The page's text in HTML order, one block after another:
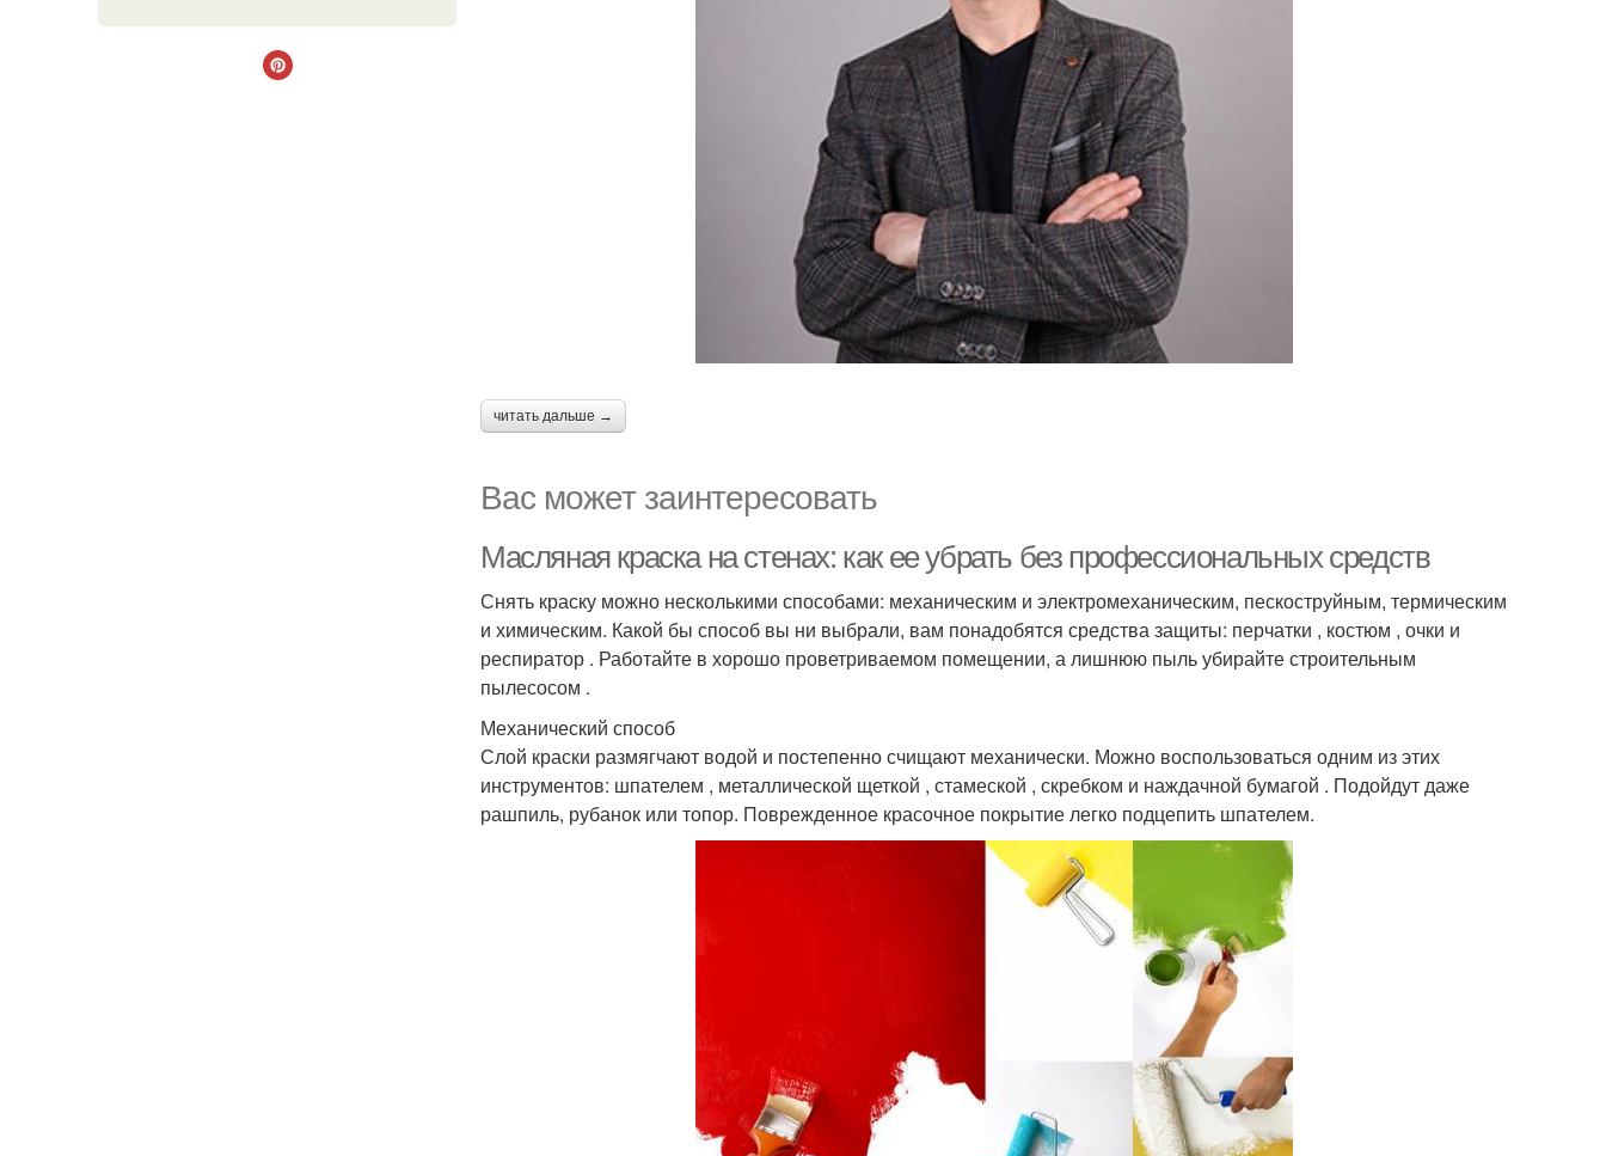
читать дальше →
Вас может заинтересовать
Масляная краска на стенах: как ее убрать без профессиональных средств
Снять краску можно несколькими способами: механическим и электромеханическим, пескоструйным, термическим
и химическим. Какой бы способ вы ни выбрали, вам понадобятся средства защиты: перчатки , костюм , очки и
респиратор . Работайте в хорошо проветриваемом помещении, а лишнюю пыль убирайте строительным
пылесосом .
Механический способ
Слой краски размягчают водой и постепенно счищают механически. Можно воспользоваться одним из этих
инструментов: шпателем , металлической щеткой , стамеской , скребком и наждачной бумагой . Подойдут даже
рашпиль, рубанок или топор. Поврежденное красочное покрытие легко подцепить шпателем.